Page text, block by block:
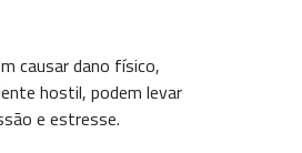
causar dano físico,
hostil, podem levar
e estresse.